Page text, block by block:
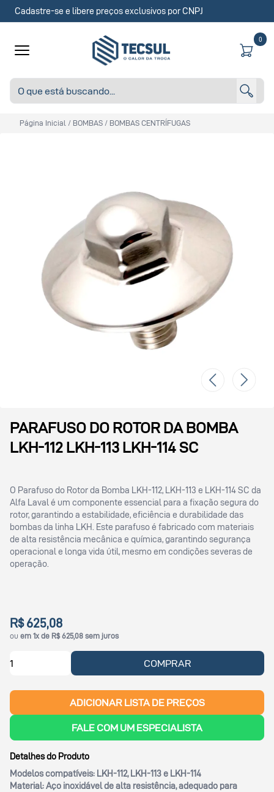
Cadastre-se e libere preços exclusivos por CNPJ
0
Página Inicial / BOMBAS / BOMBAS CENTRÍFUGAS
PARAFUSO DO ROTOR DA BOMBA
LKH-112 LKH-113 LKH-114 SC
O Parafuso do Rotor da Bomba LKH-112, LKH-113 e LKH-114 SC da
Alfa Laval é um componente essencial para a fixação segura do
rotor, garantindo a estabilidade, eficiência e durabilidade das
bombas da linha LKH. Este parafuso é fabricado com materiais
de alta resistência mecânica e química, garantindo segurança
operacional e longa vida útil, mesmo em condições severas de
operação.
R$ 625,08
ou em 1x de R$ 625,08 sem juros
COMPRAR
ADICIONAR LISTA DE PREÇOS
FALE COM UM ESPECIALISTA
Detalhes do Produto
Modelos compatíveis: LKH-112, LKH-113 e LKH-114
Material:Aço inoxidável de alta resistência, adequado para